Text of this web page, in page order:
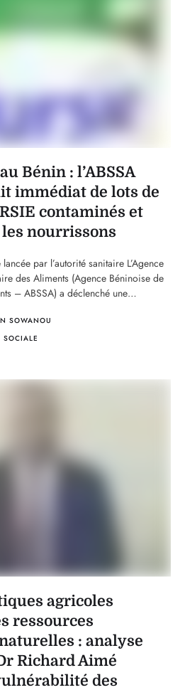
Bénin : l’ABSSA
immédiat de lots de
contaminés et
nourrissons
par l’autorité sanitaire L’Agence
des Aliments (Agence Béninoise de
– ABSSA) a déclenché une
du territoire national. Selon l’agence,
a été détectée dans certains lots …
SOWANOU
SOCIALE
agricoles
ressources
: analyse
Richard Aimé
des